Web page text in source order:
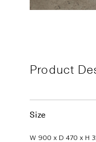
Product
Size
W 900 x D 470 x H